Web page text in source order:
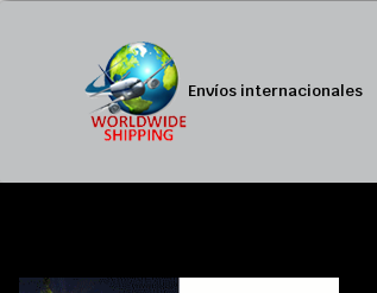
Envíos internacionales